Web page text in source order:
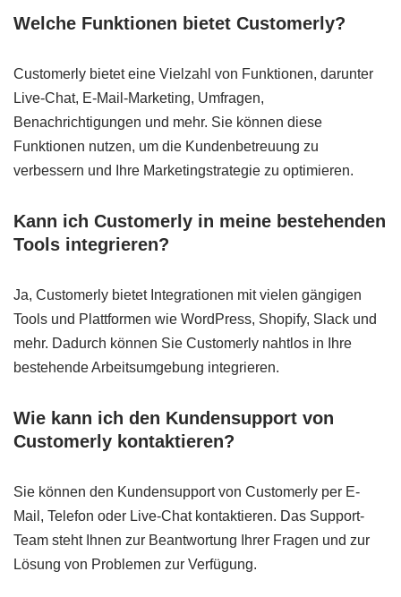
Welche Funktionen bietet Customerly?
Customerly bietet eine Vielzahl von Funktionen, darunter
Live-Chat, E-Mail-Marketing, Umfragen,
Benachrichtigungen und mehr. Sie können diese
Funktionen nutzen, um die Kundenbetreuung zu
verbessern und Ihre Marketingstrategie zu optimieren.
Kann ich Customerly in meine bestehenden
Tools integrieren?
Ja, Customerly bietet Integrationen mit vielen gängigen
Tools und Plattformen wie WordPress, Shopify, Slack und
mehr. Dadurch können Sie Customerly nahtlos in Ihre
bestehende Arbeitsumgebung integrieren.
Wie kann ich den Kundensupport von
Customerly kontaktieren?
Sie können den Kundensupport von Customerly per E-
Mail, Telefon oder Live-Chat kontaktieren. Das Support-
Team steht Ihnen zur Beantwortung Ihrer Fragen und zur
Lösung von Problemen zur Verfügung.